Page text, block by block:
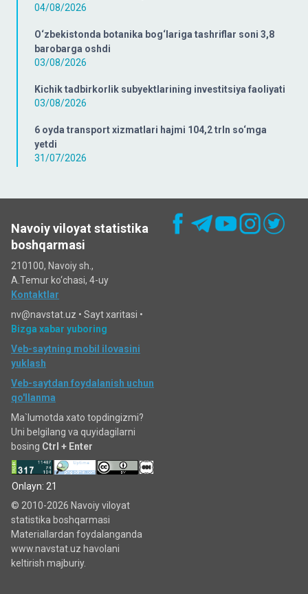
04/08/2026
O‘zbekistonda botanika bog‘lariga tashriflar soni 3,8
barobarga oshdi
03/08/2026
Kichik tadbirkorlik subyektlarining investitsiya faoliyati
03/08/2026
6 oyda transport xizmatlari hajmi 104,2 trln so‘mga
yetdi
31/07/2026
Navoiy viloyat statistika
boshqarmasi
210100, Navoiy sh.,
A.Temur ko‘chаsi, 4-uy
Kontaktlar
nv@navstat.uz • Sayt xaritasi •
Bizga xabar yuboring
Veb-saytning mobil ilovasini
yuklash
Veb-saytdan foydalanish uchun
qo'llanma
Ma`lumotda xato topdingizmi?
Uni belgilang va quyidagilarni
bosing Ctrl + Enter
Onlayn: 21
© 2010-2026 Navoiy viloyat
statistika boshqarmasi
Materiallardan foydalanganda
www.navstat.uz havolani
keltirish majburiy.